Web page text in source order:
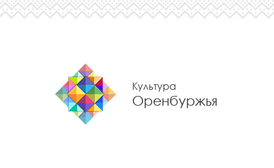
Культура
Оренбуржья